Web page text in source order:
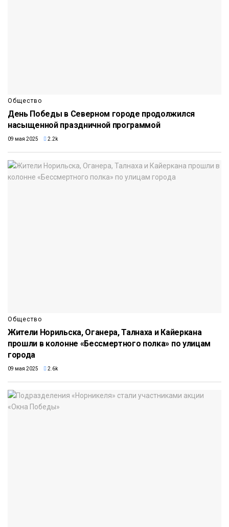
Общество
День Победы в Северном городе продолжился
насыщенной праздничной программой
09 мая 2025 2.2k
Общество
Жители Норильска, Оганера, Талнаха и Кайеркана
прошли в колонне «Бессмертного полка» по улицам
города
09 мая 2025 2.6k